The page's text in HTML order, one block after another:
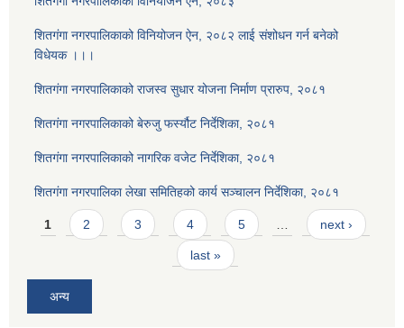
शितगंगा नगरपालिकाको विनियोजन ऐन, २०८२ लाई संशोधन गर्न बनेको
विधेयक ।।।
शितगंगा नगरपालिकाको राजस्व सुधार योजना निर्माण प्रारुप, २०८१
शितगंगा नगरपालिकाको बेरुजु फर्स्यौट निर्देशिका, २०८१
शितगंगा नगरपालिकाको नागरिक वजेट निर्देशिका, २०८१
शितगंगा नगरपालिका लेखा समितिहको कार्य सञ्चालन निर्देशिका, २०८१
Pages
1 2 3 4 5 next ›
last »
अन्य